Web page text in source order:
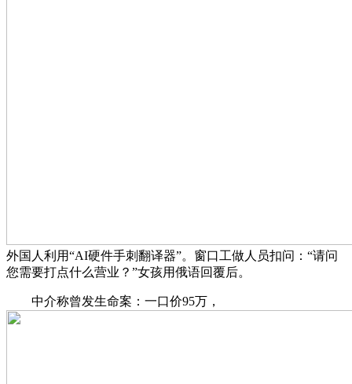
外国人利用“AI硬件手刺翻译器”。窗口工做人员扣问：“请问
您需要打点什么营业？”女孩用俄语回覆后。
中介称曾发生命案：一口价95万，